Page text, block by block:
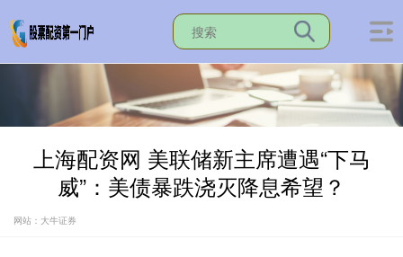
上海配资网 美联储新主席遭遇“下马
威”：美债暴跌浇灭降息希望？
网站：大牛证券